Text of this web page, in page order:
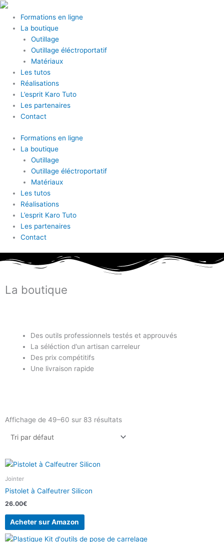
Aller
contenu
Formations en ligne
La boutique
Outillage
Outillage éléctroportatif
Matériaux
Les tutos
Réalisations
L’esprit Karo Tuto
Les partenaires
Contact
Formations en ligne
La boutique
Outillage
Outillage éléctroportatif
Matériaux
Les tutos
Réalisations
L’esprit Karo Tuto
Les partenaires
Contact
La boutique
Des outils professionnels testés et approuvés
La séléction d'un artisan carreleur
Des prix compétitifs
Une livraison rapide
Affichage de 49–60 sur 83 résultats
Jointer
Pistolet à Calfeutrer Silicon
26.00€
Acheter sur Amazon